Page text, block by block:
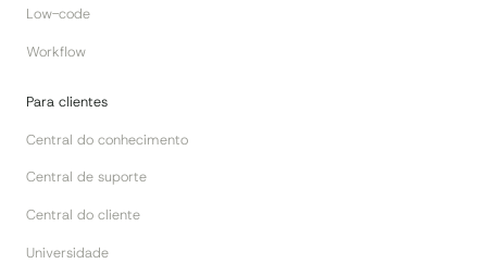
Low-code
Workflow
Para clientes
Central do conhecimento
Central de suporte
Central do cliente
Universidade